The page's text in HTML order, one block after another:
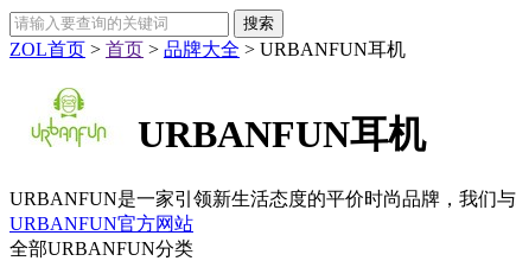
ZOL首页 > 首页 > 品牌大全 > URBANFUN耳机
URBANFUN耳机
URBANFUN是一家引领新生活态度的平价时尚品牌，我们
URBANFUN官方网站
全部URBANFUN分类